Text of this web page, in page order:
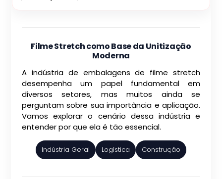
Filme Stretch como Base da Unitização
Moderna
A indústria de embalagens de filme stretch
desempenha um papel fundamental em
diversos setores, mas muitos ainda se
perguntam sobre sua importância e aplicação.
Vamos explorar o cenário dessa indústria e
entender por que ela é tão essencial.
Indústria Geral Logística Construção